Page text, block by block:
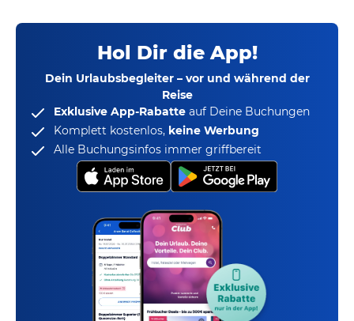
Hol Dir die App!
Dein Urlaubsbegleiter – vor und während der
Reise
Exklusive App-Rabatte auf Deine Buchungen
Komplett kostenlos, keine Werbung
Alle Buchungsinfos immer griffbereit